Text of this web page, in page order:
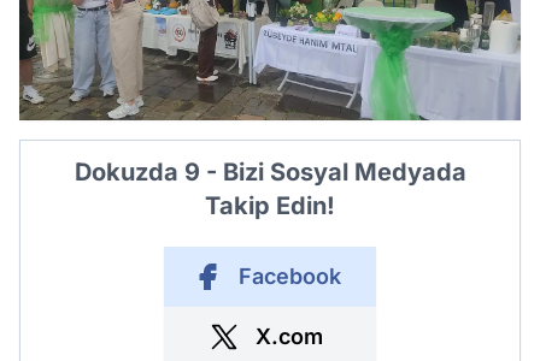
Dokuzda 9 - Bizi Sosyal Medyada
Takip Edin!
Facebook
X.com